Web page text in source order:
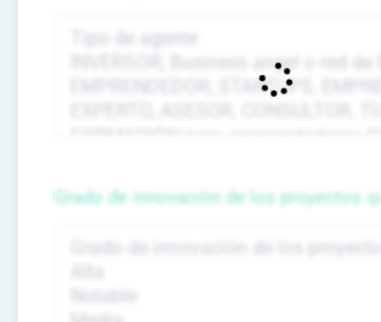
Grado de innovación de los proyectos